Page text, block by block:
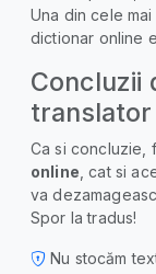
Una din cele
dictionar online
Concluzii
Ca si concluzie,
online , cat si
va
Spor la tradus!
Nu stocăm